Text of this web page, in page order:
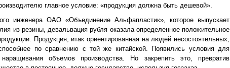
главное условие: «продукция должна быть дешевой».
инженера ОАО «Объединение Альфапластик», которое выпускает
из резины, девальвация рубля оказала определенное положительное
Продукция, итак ориентированная на людей несостоятельных,
по сравнению с той же китайской. Появились условия для
объемов производства. Но закрепить это, превратив